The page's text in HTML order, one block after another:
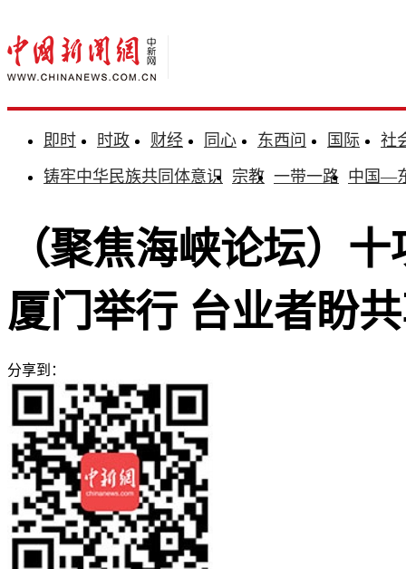
即时 时政 财经 同心 东西问 国际
社
铸牢中华民族共同体意识 宗教 一带一路 中国—
（聚焦海峡论坛）
厦门举行 台业者盼
分享到：